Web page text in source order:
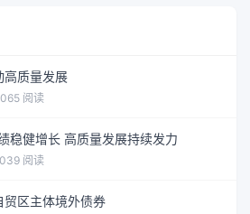
高质量发展
阅读
稳健增长 高质量发展持续发力
阅读
区主体境外债券